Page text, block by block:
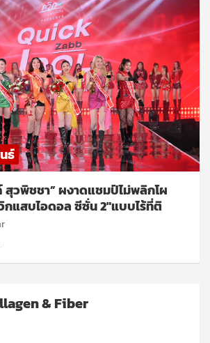
ธ์
สุวพิชชา” ผงาดแชมป์ไม่พลิกโผ
แสบไอดอล ซีซั่น 2″แบบไร้ที่ติ
& Fiber